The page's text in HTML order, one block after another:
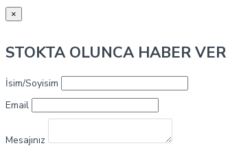
×
STOKTA OLUNCA HABER VER
İsim/Soyisim
Email
Mesajınız